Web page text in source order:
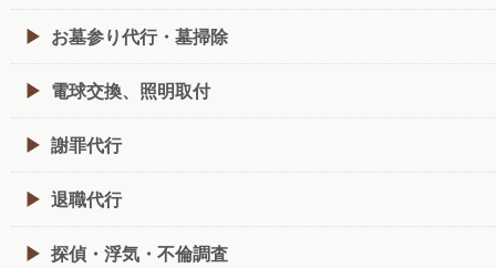
お墓参り代行・墓掃除
電球交換、照明取付
謝罪代行
退職代行
探偵・浮気・不倫調査